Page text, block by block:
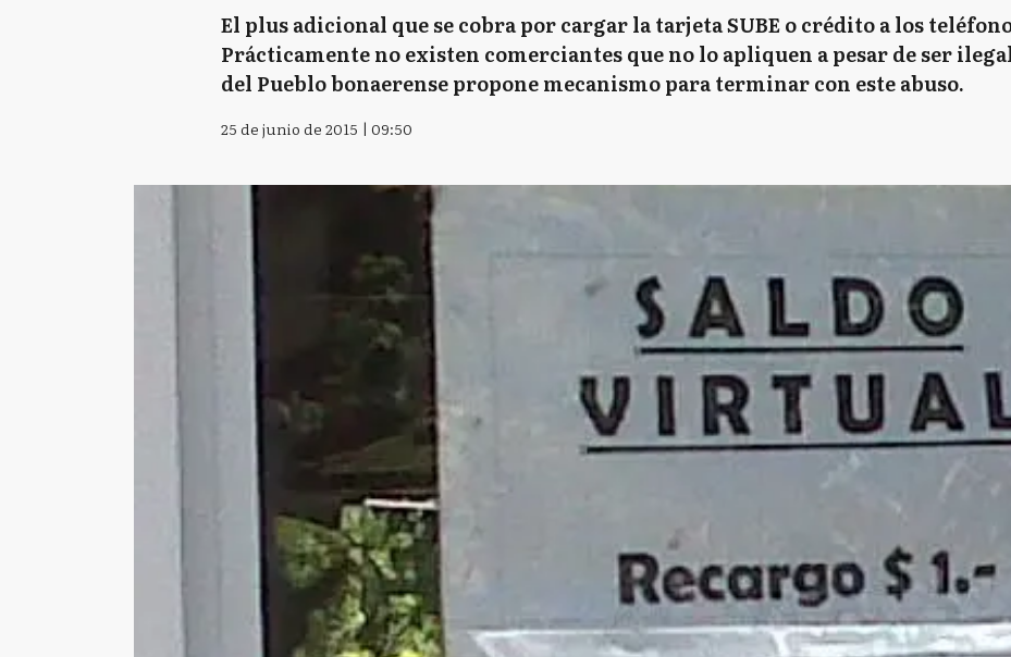
El plus adicional que se cobra por cargar la tarjeta SUBE o crédito a los
Prácticamente no existen comerciantes que no lo apliquen a pesar de ser
del Pueblo bonaerense propone mecanismo para terminar con este abuso.
25 de junio de 2015 | 09:50